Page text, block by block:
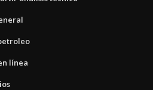
línea